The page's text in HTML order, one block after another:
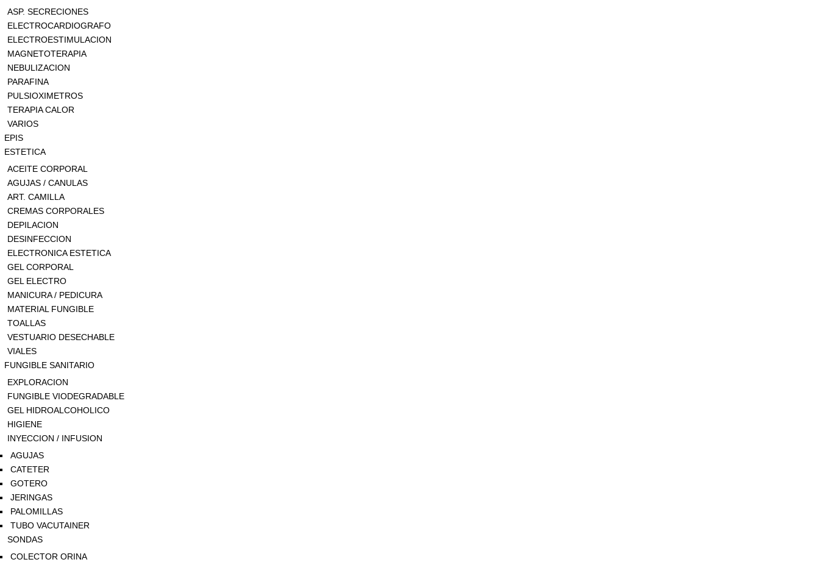
ASP. SECRECIONES
ELECTROCARDIOGRAFO
ELECTROESTIMULACION
MAGNETOTERAPIA
NEBULIZACION
PARAFINA
PULSIOXIMETROS
TERAPIA CALOR
VARIOS
EPIS
ESTETICA
ACEITE CORPORAL
AGUJAS / CANULAS
ART. CAMILLA
CREMAS CORPORALES
DEPILACION
DESINFECCION
ELECTRONICA ESTETICA
GEL CORPORAL
GEL ELECTRO
MANICURA / PEDICURA
MATERIAL FUNGIBLE
TOALLAS
VESTUARIO DESECHABLE
VIALES
FUNGIBLE SANITARIO
EXPLORACION
FUNGIBLE VIODEGRADABLE
GEL HIDROALCOHOLICO
HIGIENE
INYECCION / INFUSION
AGUJAS
CATETER
GOTERO
JERINGAS
PALOMILLAS
TUBO VACUTAINER
SONDAS
COLECTOR ORINA